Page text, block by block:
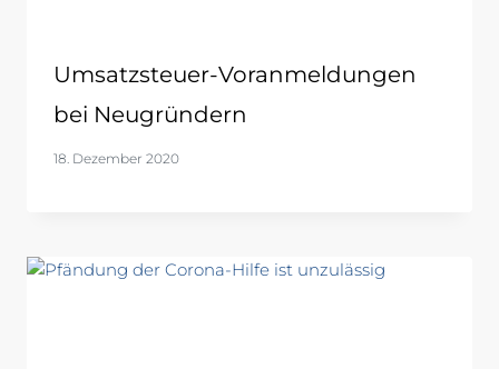
Umsatzsteuer-Voranmeldungen
bei Neugründern
18. Dezember 2020